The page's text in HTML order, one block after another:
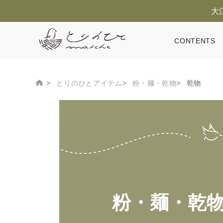
大
CONTENTS
とりのひとアイテム 粉・麺・乾物 乾物
粉・麺・乾